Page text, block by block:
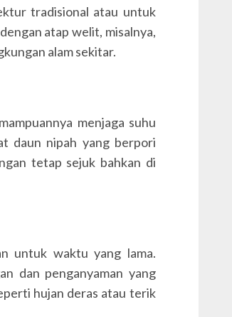
tradisional atau untuk
atap welit, misalnya,
alam sekitar.
menjaga suhu
daun nipah yang berpori
tetap sejuk bahkan di
untuk waktu yang lama.
dan penganyaman yang
hujan deras atau terik